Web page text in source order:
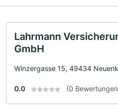
Lahrmann
GmbH
Winzergasse 15, 49434
0.0 (0